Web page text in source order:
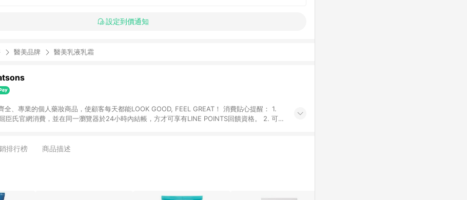
設定到價通知
醫美品牌 醫美乳液乳霜
全、專業的個人藥妝商品，使顧客每天都能LOOK GOOD, FEEL GREAT！ 消費貼心提醒： 1.
臣氏官網消費，並在同一瀏覽器於24小時內結帳，方才可享有LINE POINTS回饋資格。 2. 可同
留365天訂單記錄，相關問題請於保留時間內聯絡客服中心，並由屈臣氏進行訂單資格確認。 6.
排行榜 商品描述